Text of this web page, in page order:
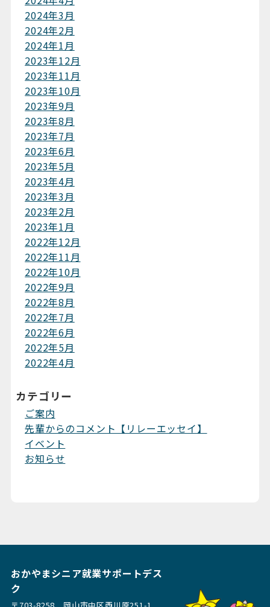
2024年3月
2024年2月
2024年1月
2023年12月
2023年11月
2023年10月
2023年9月
2023年8月
2023年7月
2023年6月
2023年5月
2023年4月
2023年3月
2023年2月
2023年1月
2022年12月
2022年11月
2022年10月
2022年9月
2022年8月
2022年7月
2022年6月
2022年5月
2022年4月
カテゴリー
ご案内
先輩からのコメント【リレーエッセイ】
イベント
お知らせ
おかやまシニア就業サポートデス
ク
〒703-8258 岡山市中区西川原251-1